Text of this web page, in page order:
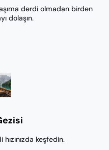
derdi olmadan birden
dolaşın.
keşfedin.